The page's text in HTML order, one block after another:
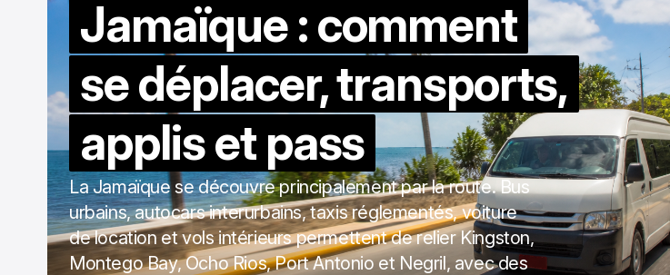
Jamaïque : comment
se déplacer, transports,
applis et pass
La Jamaïque se découvre principalement par la route. Bus
urbains, autocars interurbains, taxis réglementés, voiture
de location et vols intérieurs permettent de relier Kingston,
Montego Bay, Ocho Rios, Port Antonio et Negril, avec des